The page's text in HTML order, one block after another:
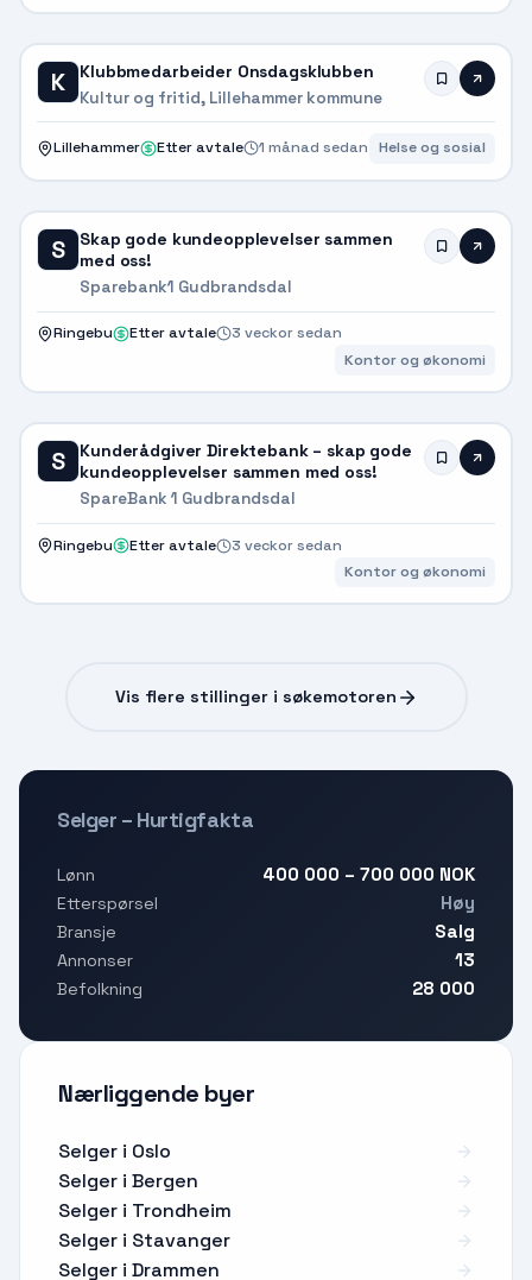
K Klubbmedarbeider Onsdagsklubben
Kultur og fritid, Lillehammer kommune
Lillehammer Etter avtale 1 månad sedan Helse og sosial
S
Skap gode kundeopplevelser sammen
med oss!
Sparebank1 Gudbrandsdal
Ringebu Etter avtale
3 veckor sedan
Kontor og økonomi
S
Kunderådgiver Direktebank – skap gode
kundeopplevelser sammen med oss!
SpareBank 1 Gudbrandsdal
Ringebu Etter avtale
3 veckor sedan
Kontor og økonomi
Vis flere stillinger i søkemotoren
Selger – Hurtigfakta
Lønn 400 000 – 700 000 NOK
Etterspørsel Høy
Bransje Salg
Annonser 13
Befolkning 28 000
Nærliggende byer
Selger i Oslo
Selger i Bergen
Selger i Trondheim
Selger i Stavanger
Selger i Drammen